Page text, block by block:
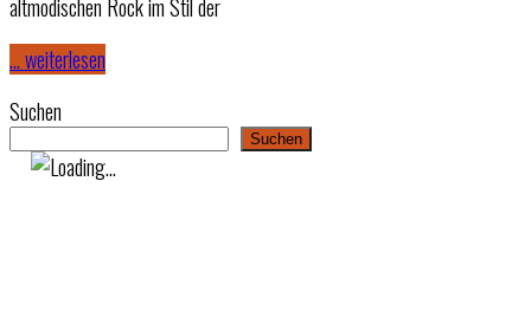
altmodischen Rock im Stil der
… weiterlesen
Suchen
Suchen